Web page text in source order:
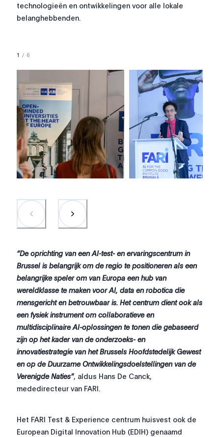
technologieën en ontwikkelingen voor alle lokale
belanghebbenden.
1 / 6
“De oprichting van een AI-test- en ervaringscentrum in
Brussel is belangrijk om de regio te positioneren als een
belangrijke speler om van Europa een hub van
wereldklasse te maken voor AI, data en robotica die
mensgericht en betrouwbaar is. Het centrum dient ook als
een fysiek instrument om collaboratieve en
multidisciplinaire AI-oplossingen te tonen die gebaseerd
zijn op het kader van de onderzoeks- en
innovatiestrategie van het Brussels Hoofdstedelijk Gewest
en op de Duurzame Ontwikkelingsdoelstellingen van de
Verenigde Naties”, aldus Hans De Canck,
mededirecteur van FARI.
Het FARI Test & Experience centrum huisvest ook de
European Digital Innovation Hub (EDIH) genaamd